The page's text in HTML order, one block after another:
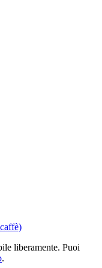
liberamente. Puoi
.